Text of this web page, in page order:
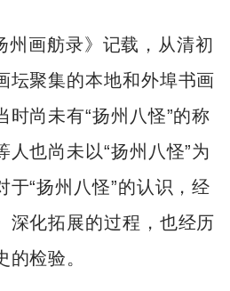
州画舫录》记载，从清初
坛聚集的本地和外埠书画
时尚未有“扬州八怪”的称
人也尚未以“扬州八怪”为
于“扬州八怪”的认识，经
深化拓展的过程，也经历
检验。